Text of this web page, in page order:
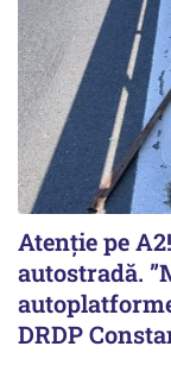
Atenție pe
autostradă.
DRDP